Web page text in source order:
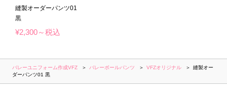
縫製オーダーパンツ01
黒
¥2,300～税込
バレーユニフォーム作成VFZ バレーボールパンツ VFZオリジナル
縫製オー
ダーパンツ01 黒